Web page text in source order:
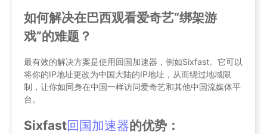
如何解决在巴西观看爱奇艺“绑架游
戏”的难题？
最有效的解决方案是使用回国加速器，例如Sixfast。它可以
将你的IP地址更改为中国大陆的IP地址，从而绕过地域限
制，让你如同身在中国一样访问爱奇艺和其他中国流媒体平
台。
Sixfast回国加速器的优势：